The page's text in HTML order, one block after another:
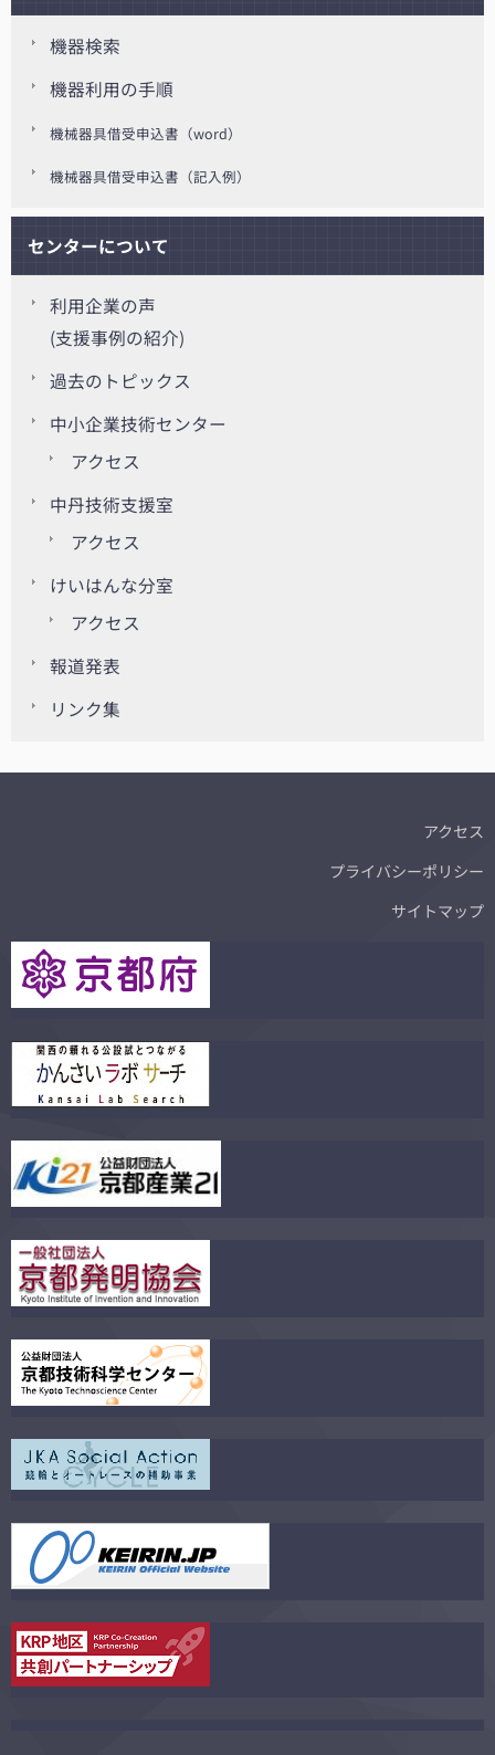
機器検索
機器利用の手順
機械器具借受申込書（word）
機械器具借受申込書（記入例）
センターについて
利用企業の声
(支援事例の紹介)
過去のトピックス
中小企業技術センター
アクセス
中丹技術支援室
アクセス
けいはんな分室
アクセス
報道発表
リンク集
アクセス
プライバシーポリシー
サイトマップ